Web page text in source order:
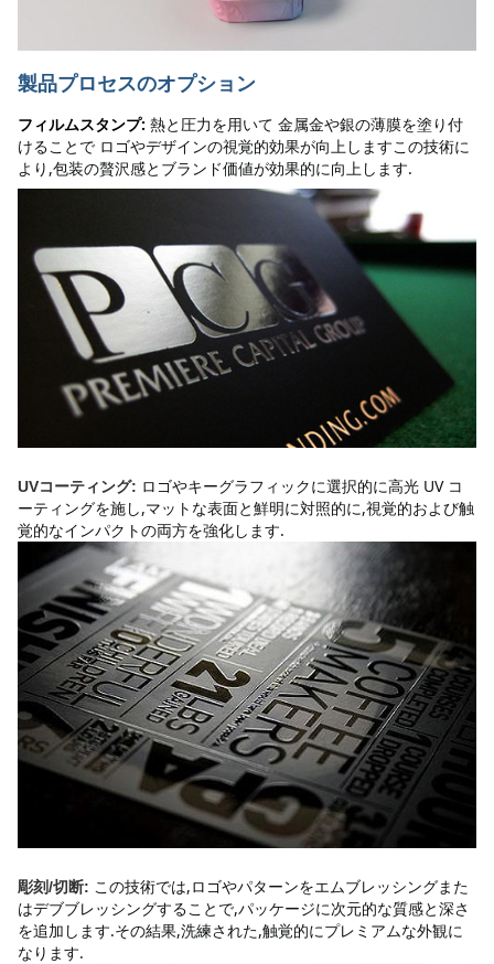
製品プロセスのオプション
フィルムスタンプ: 熱と圧力を用いて 金属金や銀の薄膜を塗り付
けることで ロゴやデザインの視覚的効果が向上しますこの技術に
より,包装の贅沢感とブランド価値が効果的に向上します.
UVコーティング: ロゴやキーグラフィックに選択的に高光 UV コ
ーティングを施し,マットな表面と鮮明に対照的に,視覚的および触
覚的なインパクトの両方を強化します.
彫刻/切断: この技術では,ロゴやパターンをエムブレッシングまた
はデブブレッシングすることで,パッケージに次元的な質感と深さ
を追加します.その結果,洗練された,触覚的にプレミアムな外観に
なります.